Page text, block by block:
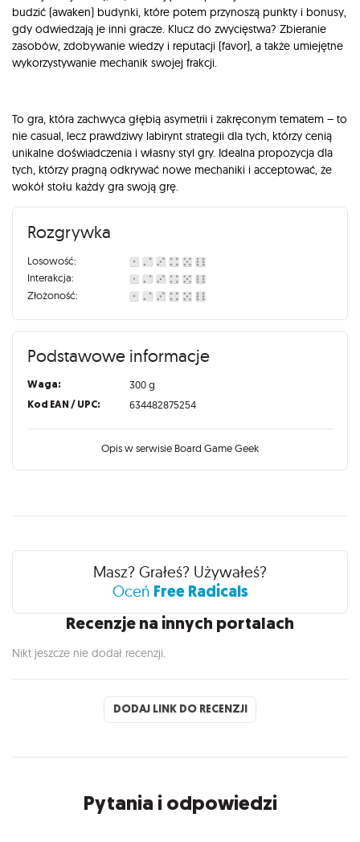
budzić (awaken) budynki, które potem przynoszą punkty i bonusy,
gdy odwiedzają je inni gracze. Klucz do zwycięstwa? Zbieranie
zasobów, zdobywanie wiedzy i reputacji (favor), a także umiejętne
wykorzystywanie mechanik swojej frakcji.
To gra, która zachwyca głębią asymetrii i zakręconym tematem – to
nie casual, lecz prawdziwy labirynt strategii dla tych, którzy cenią
unikalne doświadczenia i własny styl gry. Idealna propozycja dla
tych, którzy pragną odkrywać nowe mechaniki i acceptować, że
wokół stołu każdy gra swoją grę.
Rozgrywka
Losowość:
Interakcja:
Złożoność:
Podstawowe informacje
Waga: 300 g
Kod EAN / UPC: 634482875254
Opis w serwisie Board Game Geek
Recenzje
Masz? Grałeś? Używałeś?
Oceń Free Radicals
Recenzje na innych portalach
Nikt jeszcze nie dodał recenzji.
DODAJ LINK DO RECENZJI
Pytania i odpowiedzi